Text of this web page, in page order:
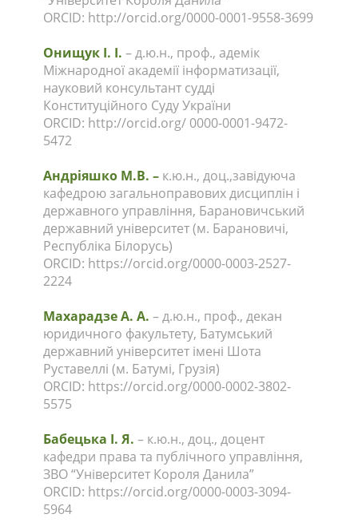
ORCID: http://orcid.org/0000-0001-9558-3699
Онищук І. І. – д.ю.н., проф., адемік
Міжнародної академії інформатизації,
науковий консультант судді
Конституційного Суду України
ORCID: http://orcid.org/ 0000-0001-9472-
5472
Андріяшко М.В. – к.ю.н., доц.,завідуюча
кафедрою загальноправових дисциплін і
державного управління, Барановичський
державний університет (м. Барановичі,
Республіка Білорусь)
ORCID: https://orcid.org/0000-0003-2527-
2224
Махарадзе А. А. – д.ю.н., проф., декан
юридичного факультету, Батумський
державний університет імені Шота
Руставеллі (м. Батумі, Грузія)
ORCID: https://orcid.org/0000-0002-3802-
5575
Бабецька І. Я. – к.ю.н., доц., доцент
кафедри права та публічного управління,
ЗВО “Університет Короля Данила”
ORCID: https://orcid.org/0000-0003-3094-
5964